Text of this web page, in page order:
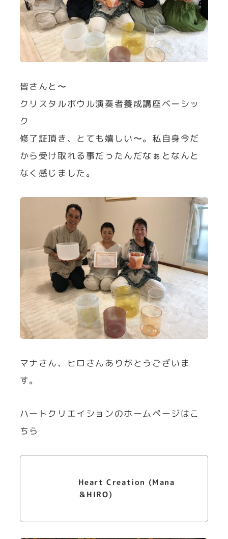
皆さんと〜
クリスタルボウル演奏者養成講座ベーシッ
ク
修了証頂き、とても嬉しい〜。私自身今だ
から受け取れる事だったんだなぁとなんと
なく感じました。
マナさん、ヒロさんありがとうございま
す。
ハートクリエイションのホームページはこ
ちら
Heart Creation (Mana
＆HIRO)